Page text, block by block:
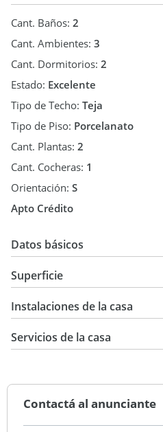
Casa - PH - Duplex - Depto -
Cant. Baños: 2
Cant. Ambientes: 3
Cant. Dormitorios: 2
Estado: Excelente
Tipo de Techo: Teja
Tipo de Piso: Porcelanato
Cant. Plantas: 2
Cant. Cocheras: 1
Orientación: S
Apto Crédito
Datos básicos
Venta
USD 139.000
Superficie
Instalaciones de la casa
Servicios de la casa
Contactá al anunciante